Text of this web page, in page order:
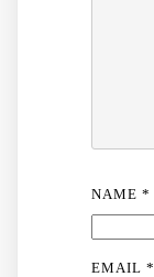
NAME *
EMAIL *